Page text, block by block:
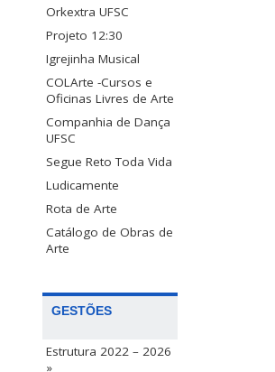
Orkextra UFSC
Projeto 12:30
Igrejinha Musical
COLArte -Cursos e
Oficinas Livres de Arte
Companhia de Dança
UFSC
Segue Reto Toda Vida
Ludicamente
Rota de Arte
Catálogo de Obras de
Arte
GESTÕES
Estrutura 2022 – 2026
»